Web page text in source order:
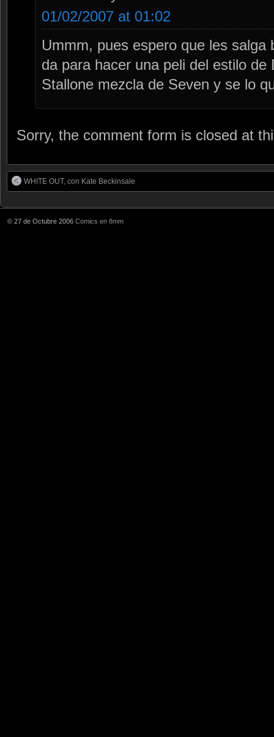
01/02/2007 at 01:02
Ummm, pues espero que les
da para hacer una peli del estilo de
Stallone mezcla de Seven y se lo
Sorry, the comment form is closed at
WHITE OUT, con Kate Beckinsale
© 27 de Octubre 2006 Comics en 8mm